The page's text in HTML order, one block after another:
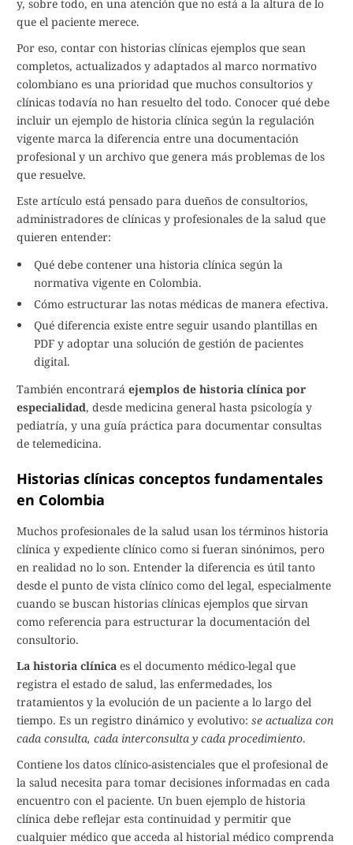
y, sobre todo, en una atención que no está a la altura de lo
que el paciente merece.
Por eso, contar con historias clínicas ejemplos que sean
completos, actualizados y adaptados al marco normativo
colombiano es una prioridad que muchos consultorios y
clínicas todavía no han resuelto del todo. Conocer qué debe
incluir un ejemplo de historia clínica según la regulación
vigente marca la diferencia entre una documentación
profesional y un archivo que genera más problemas de los
que resuelve.
Este artículo está pensado para dueños de consultorios,
administradores de clínicas y profesionales de la salud que
quieren entender:
Qué debe contener una historia clínica según la
normativa vigente en Colombia.
Cómo estructurar las notas médicas de manera efectiva.
Qué diferencia existe entre seguir usando plantillas en
PDF y adoptar una solución de gestión de pacientes
digital.
También encontrará ejemplos de historia clínica por
especialidad, desde medicina general hasta psicología y
pediatría, y una guía práctica para documentar consultas
de telemedicina.
Historias clínicas conceptos fundamentales
en Colombia
Muchos profesionales de la salud usan los términos historia
clínica y expediente clínico como si fueran sinónimos, pero
en realidad no lo son. Entender la diferencia es útil tanto
desde el punto de vista clínico como del legal, especialmente
cuando se buscan historias clínicas ejemplos que sirvan
como referencia para estructurar la documentación del
consultorio.
La historia clínica es el documento médico-legal que
registra el estado de salud, las enfermedades, los
tratamientos y la evolución de un paciente a lo largo del
tiempo. Es un registro dinámico y evolutivo: se actualiza con
cada consulta, cada interconsulta y cada procedimiento.
Contiene los datos clínico-asistenciales que el profesional de
la salud necesita para tomar decisiones informadas en cada
encuentro con el paciente. Un buen ejemplo de historia
clínica debe reflejar esta continuidad y permitir que
cualquier médico que acceda al historial médico comprenda